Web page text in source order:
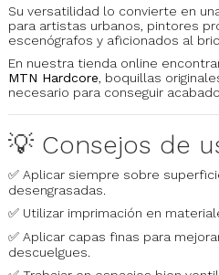
Su versatilidad lo convierte en
para artistas urbanos, pintores
escenógrafos y aficionados al
En nuestra tienda online
MTN Hardcore, boquillas
necesario para conseguir
💡 Consejos de
✅ Aplicar siempre sobre
desengrasadas.
✅ Utilizar imprimación en
✅ Aplicar capas finas para
descuelgues.